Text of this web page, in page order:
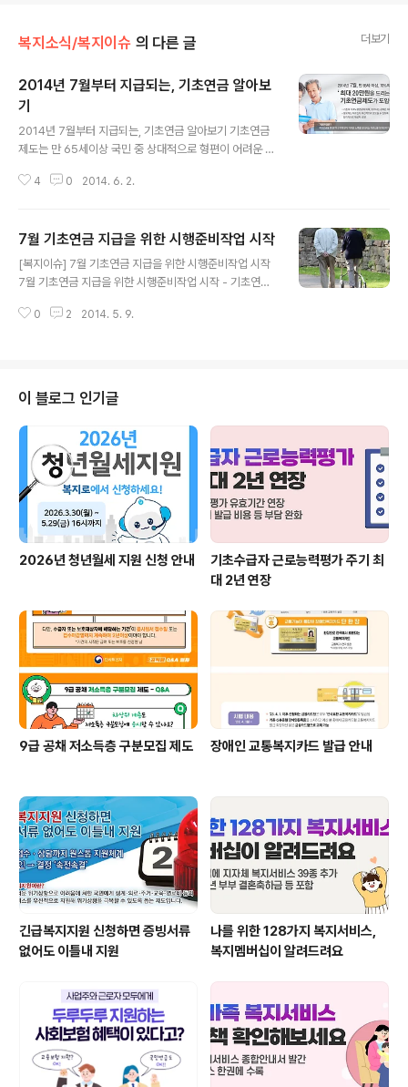
복지소식/복지이슈 의 다른 글 더보기
2014년 7월부터 지급되는, 기초연금 알아보
기
2014년 7월부터 지급되는, 기초연금 알아보기 기초연금
제도는 만 65세이상 국민 중 상대적으로 형편이 어려운 7
일 국회 본회의에서 기초연금법이 통과됨에 따라 7월 1일
담고 있는지 자세히 살펴볼까요? ★ 기초연금이란? 어려
운 어르신께 최소한의 안정적인 노후생활을 마련해드리고
자 만 65세 이상의 어르신 중에서 소득 하위 70% 에 대해
로 정해지는 ‘소득인정액’이 노인 단독가구 87만원, 부부
4 0 2014. 6. 2.
7월 기초연금 지급을 위한 시행준비작업 시작
[복지이슈] 7월 기초연금 지급을 위한 시행준비작업 시작
7월 기초연금 지급을 위한 시행준비작업 시작 - 기초연금
지부(장관: 문형표)는 7월부터 기초연금 지급을 위하여 「기
’13.12.24일 발표한 소득인정액 기준 개선 사항*을 반영
하였다. (시행령 제2조 및 제3조, 시행규칙 제2조부터 제4
조까지 등) - 일하는 어르신들이 보다 많은 기초연금 혜택
을 볼 수 있도록 근로소득 공제 수준을 상향(정률 30% 추
가 공제)하고, - 고급승용차, 고가회원권 등 사치성 재산 보
유자 소득인정액 ..
0 2 2014. 5. 9.
이 블로그 인기글
2026년 청년월세 지원 신청 안내
기초수급자 근로능력평가 주기 최
대 2년 연장
9급 공채 저소득층 구분모집 제도 장애인 교통복지카드 발급 안내
긴급복지지원 신청하면 증빙서류
없어도 이틀내 지원
나를 위한 128가지 복지서비스,
복지멤버십이 알려드려요